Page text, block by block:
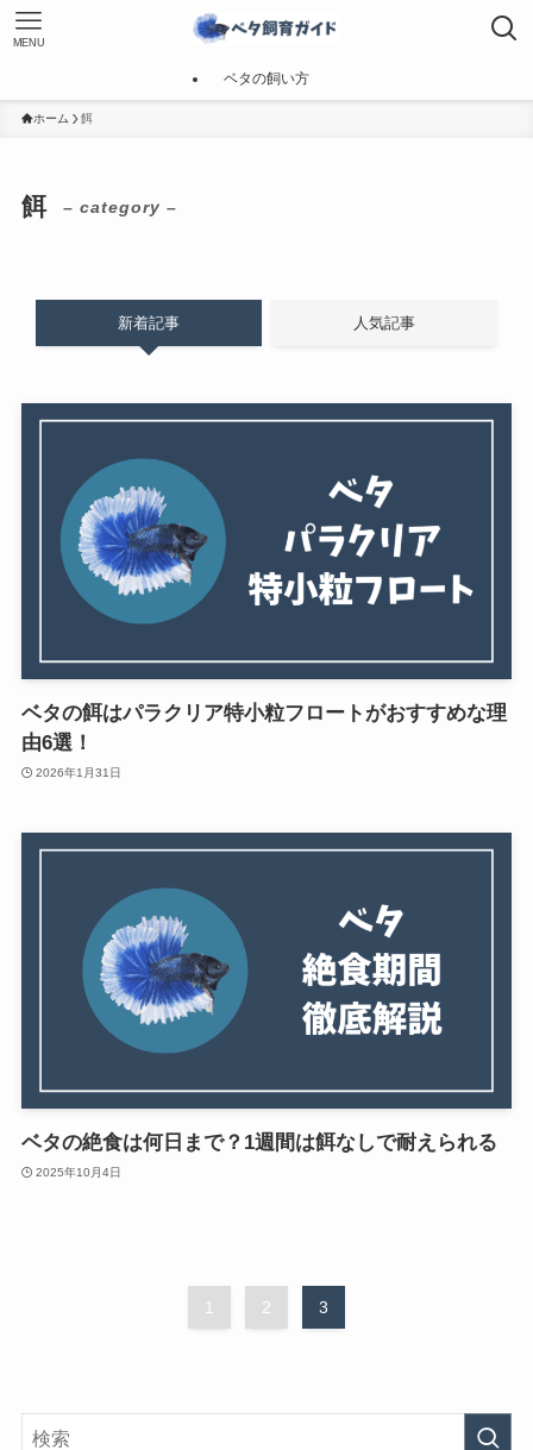
MENU
ベタの飼い方
ホーム 餌
餌 – category –
新着記事 人気記事
ベタの餌はパラクリア特小粒フロートがおすすめな理
由6選！
2026年1月31日
ベタの絶食は何日まで？1週間は餌なしで耐えられる
2025年10月4日
1 2 3